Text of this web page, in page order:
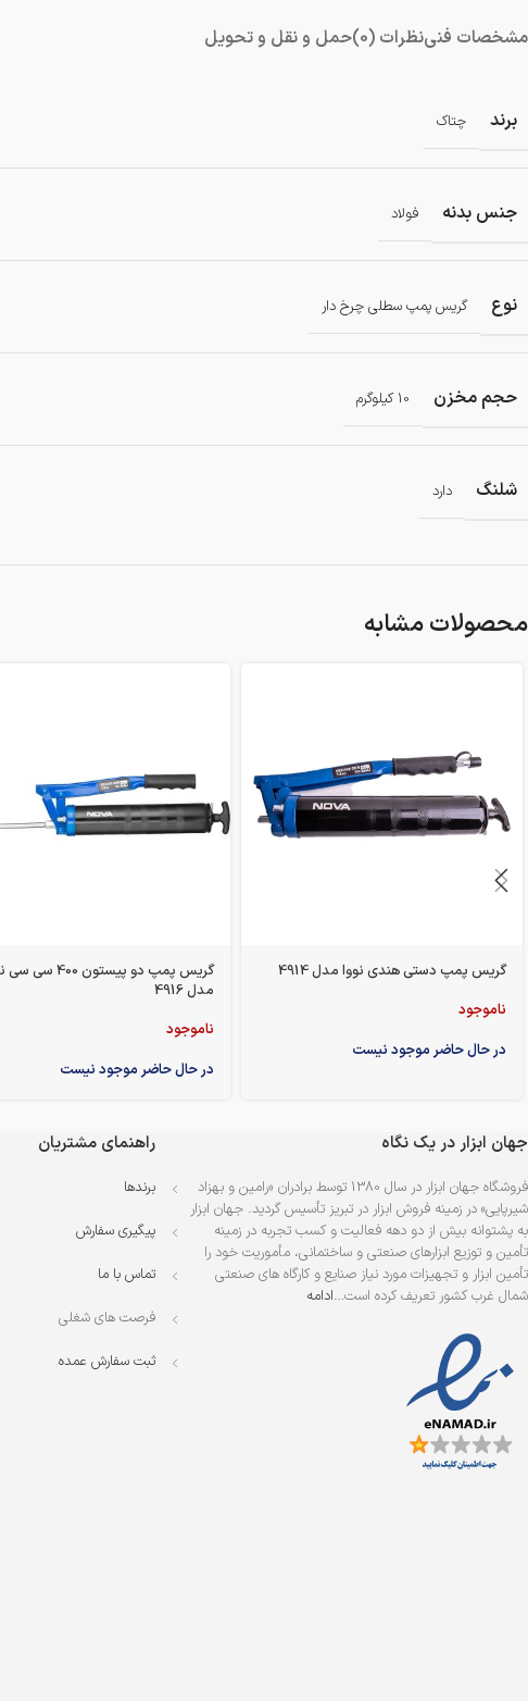
مشخصات فنینظرات (0) حمل و نقل و تحویل
برند چتاک
جنس بدنه فولاد
نوع گریس پمپ سطلی چرخ دار
حجم مخزن 10 کیلوگرم
شلنگ دارد
محصولات مشابه
گریس پمپ دستی هندی نووا مدل 4914
ناموجود
در حال حاضر موجود نیست
گریس پمپ دو پیستون 400
مدل 4916
ناموجود
در حال حاضر موجود نیست
جهان ابزار در یک نگاه
فروشگاه جهان ابزار در سال 1380 توسط برادران «رامین و بهزاد
شیرپایی» در زمینه فروش ابزار در تبریز تأسیس گردید. جهان ابزار
به پشتوانه بیش از دو دهه فعالیت و کسب تجربه در زمینه
تأمین و توزیع ابزارهای صنعتی و ساختمانی، مأموریت خود را
تأمین ابزار و تجهیزات مورد نیاز صنایع و کارگاه های صنعتی
شمال غرب کشور تعریف کرده است…ادامه
راهنمای مشتریان
برندها
پیگیری سفارش
تماس با ما
فرصت های شغلی
ثبت سفارش عمده